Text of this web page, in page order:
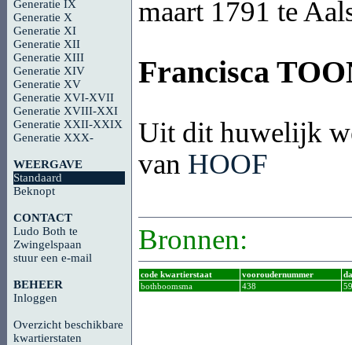
Generatie IX
Generatie X
Generatie XI
Generatie XII
Generatie XIII
Generatie XIV
Generatie XV
Generatie XVI-XVII
Generatie XVIII-XXI
Generatie XXII-XXIX
Generatie XXX-
WEERGAVE
Standaard
Beknopt
CONTACT
Ludo Both te
Zwingelspaan
stuur een e-mail
BEHEER
Inloggen
Overzicht beschikbare
kwartierstaten
maart 1791 te
Francisca
Uit dit huwelijk
van HOOF
Bronnen:
code kwartierstaat vooroudernummer
bothboomsma
438